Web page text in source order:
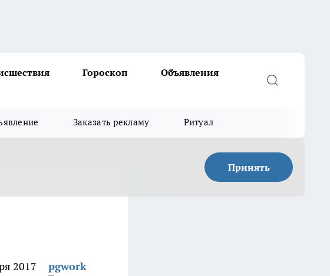
Гороскоп
Объявления
Заказать рекламу Ритуал
Принять
2017 pgwork